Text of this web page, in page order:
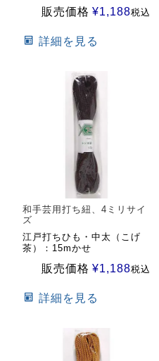
販売価格 ¥1,188税込
詳細を見る
和手芸用打ち紐、4ミリサイ
ズ
江戸打ちひも・中太（こげ
茶）：15mかせ
販売価格 ¥1,188税込
詳細を見る